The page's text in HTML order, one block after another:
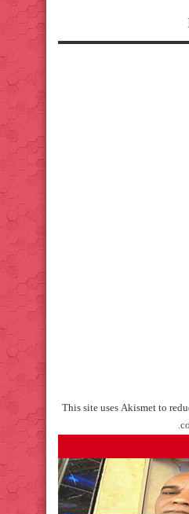
This site uses Akismet to
.